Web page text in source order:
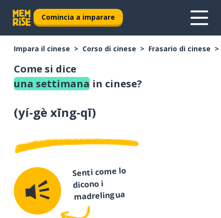
Comincia a imparare
Impara il cinese Corso di cinese Frasario di cinese
Come si dice
una settimana in cinese?
(yí-gè xīng-qī)
Senti come lo
dicono i
madrelingua